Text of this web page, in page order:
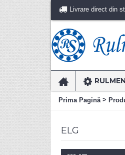
Livrare direct din
Prima Pagină >
ELG